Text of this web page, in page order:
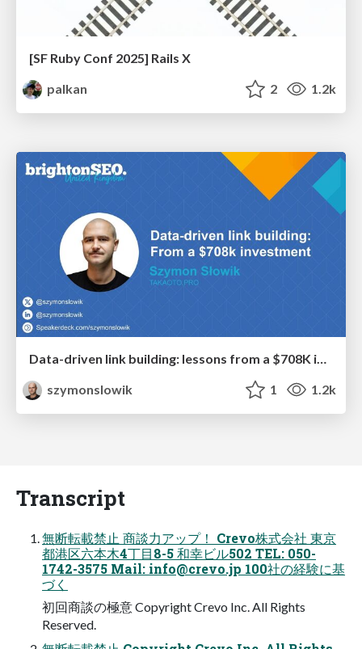
[SF Ruby Conf 2025] Rails X
palkan
2 1.2k
Data-driven link building: lessons from a $708K investment (BrightonSEO talk)
szymonslowik
1 1.2k
Transcript
無断転載禁⽌ 商談⼒アップ！ Crevo株式会社 東京
都港区六本⽊4丁⽬8-5 和幸ビル502 TEL: 050-
1742-3575 Mail: info@crevo.jp 100社の経験に基
づく
初回商談の極意 Copyright Crevo Inc. All Rights
Reserved.